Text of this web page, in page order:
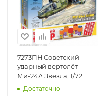
7273ПН Советский
ударный вертолёт
Ми-24А Звезда, 1/72
Достаточно